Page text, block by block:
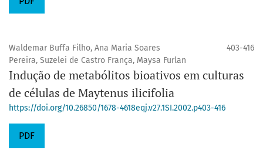
Waldemar Buffa Filho, Ana Maria Soares
Pereira, Suzelei de Castro França, Maysa Furlan
403-416
Indução de metabólitos bioativos em culturas
de células de Maytenus ilicifolia
https://doi.org/10.26850/1678-4618eqj.v27.1SI.2002.p403-416
PDF